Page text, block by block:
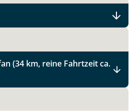
Highlights
(34 km, reine Fahrtzeit ca.